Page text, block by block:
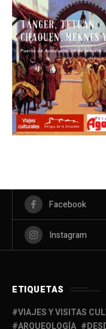
Facebook
Instagram
ETIQUETAS
VIAJES Y VISITAS
ARQUEOLOGÍA